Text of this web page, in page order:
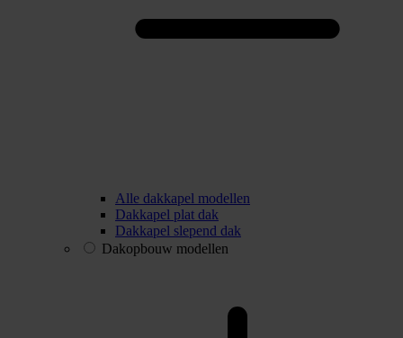
Alle dakkapel modellen
Dakkapel plat dak
Dakkapel slepend dak
Dakopbouw modellen